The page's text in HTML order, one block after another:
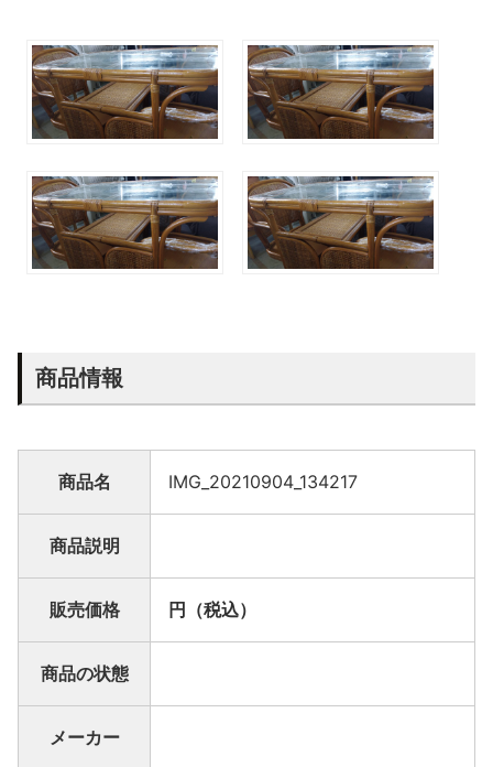
商品情報
商品名 IMG_20210904_134217
商品説明
販売価格 円（税込）
商品の状態
メーカー